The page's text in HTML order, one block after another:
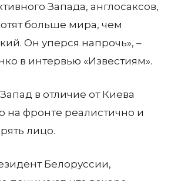
Запада, англосаксов,
больше мира, чем
Он уперся напрочь», –
в интервью «Известиям».
в отличие от Киева
на фронте реалистично и
лицо.
Белоруссии,